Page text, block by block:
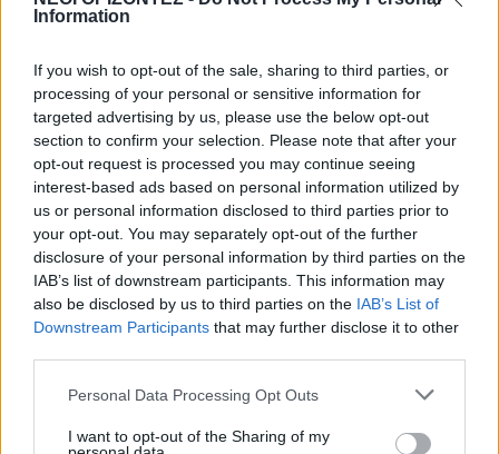
Information
If you wish to opt-out of the sale, sharing to third parties, or
processing of your personal or sensitive information for
targeted advertising by us, please use the below opt-out
section to confirm your selection. Please note that after your
opt-out request is processed you may continue seeing
interest-based ads based on personal information utilized by
us or personal information disclosed to third parties prior to
your opt-out. You may separately opt-out of the further
disclosure of your personal information by third parties on the
IAB’s list of downstream participants. This information may
also be disclosed by us to third parties on the IAB’s List of
Downstream Participants that may further disclose it to other
Personal Data Processing Opt Outs
I want to opt-out of the Sharing of my
ΓΕΎΣΗ - ΨΥΧΑΓΩΓΊΑ • ΝΟΜΌΣ ΧΑΝΊΩΝ
Χανιά: Η παράσταση «Ο Σώζων
Εαυτόν Σωθήτω» στο Θέατρο
Ανατολικής Τάφρου
7 Αυγούστου 2026 12:02
ΝΟΜΌΣ ΧΑΝΊΩΝ
Xανιά: Παράσταση Καραγκιόζη στο
Αμφιθέατρο Λενταριανών
7 Αυγούστου 2026 11:50
ΚΡΗΤΗ
Κρήτη: Εξιχνιάστηκαν οι εμπρησμοί –
7 Αυγούστου 2026 11:45